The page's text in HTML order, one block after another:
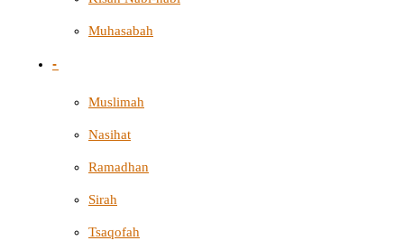
Muhasabah
-
Muslimah
Nasihat
Ramadhan
Sirah
Tsaqofah